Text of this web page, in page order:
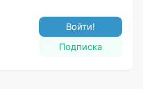
Подписка
Войти!